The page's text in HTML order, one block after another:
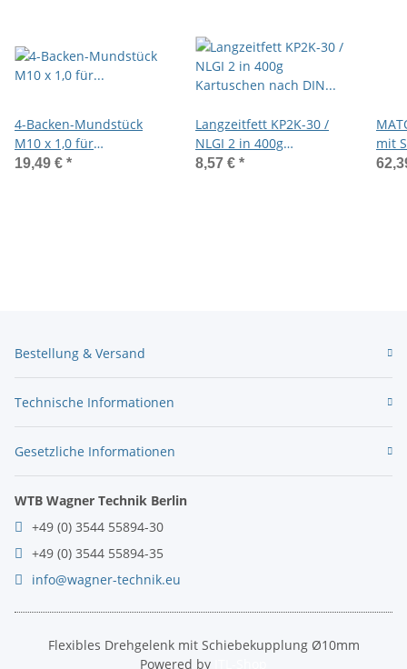
4-Backen-Mundstück
M10 x 1,0 für
Kegelschmiernippel mit
19,49 € *
Langzeitfett KP2K-30 /
NLGI 2 in 400g
Kartuschen nach DIN
8,57 € *
mit
Bestellung & Versand
Technische Informationen
Gesetzliche Informationen
WTB Wagner Technik Berlin
+49 (0) 3544 55894-30
+49 (0) 3544 55894-35
info@wagner-technik.eu
Flexibles Drehgelenk mit Schiebekupplung Ø10mm
Powered by